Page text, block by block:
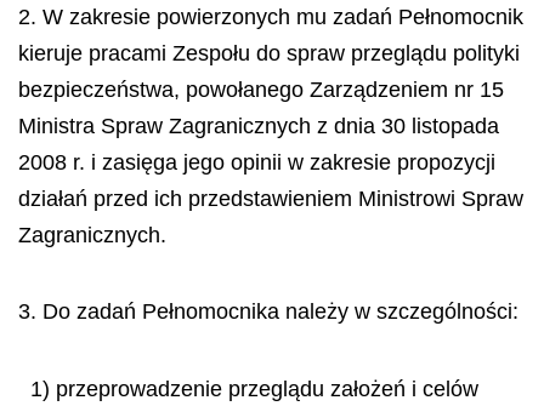
2. W zakresie powierzonych mu zadań Pełnomocnik
kieruje pracami Zespołu do spraw przeglądu polityki
bezpieczeństwa, powołanego Zarządzeniem nr 15
Ministra Spraw Zagranicznych z dnia 30 listopada
2008 r. i zasięga jego opinii w zakresie propozycji
działań przed ich przedstawieniem Ministrowi Spraw
Zagranicznych.
3. Do zadań Pełnomocnika należy w szczególności:
1) przeprowadzenie przeglądu założeń i celów